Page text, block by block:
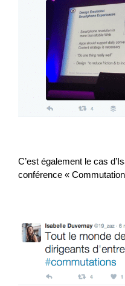
C’est également le cas
conférence «